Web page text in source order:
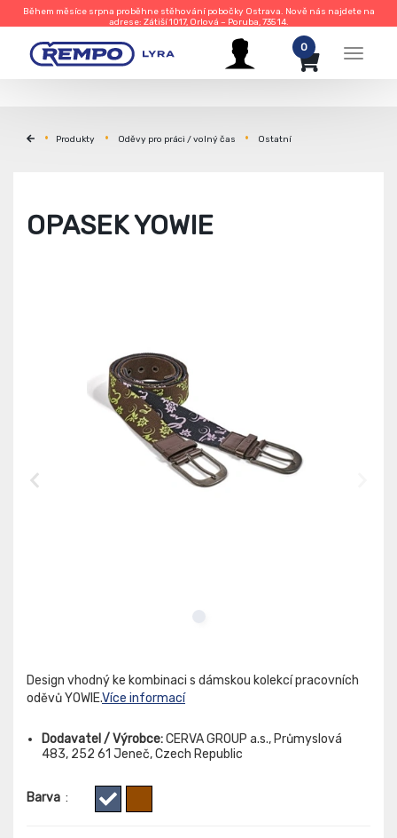
Během měsíce srpna proběhne stěhování pobočky Ostrava. Nově nás najdete na
adrese: Zátiší 1017, Orlová – Poruba, 735 14.
Menu
0
Produkty Oděvy pro práci / volný čas Ostatní
OPASEK YOWIE
Design vhodný ke kombinaci s dámskou kolekcí pracovních
oděvů YOWIE.Více informací
Dodavatel / Výrobce:CERVA GROUP a.s., Průmyslová
483, 252 61 Jeneč, Czech Republic
Barva :